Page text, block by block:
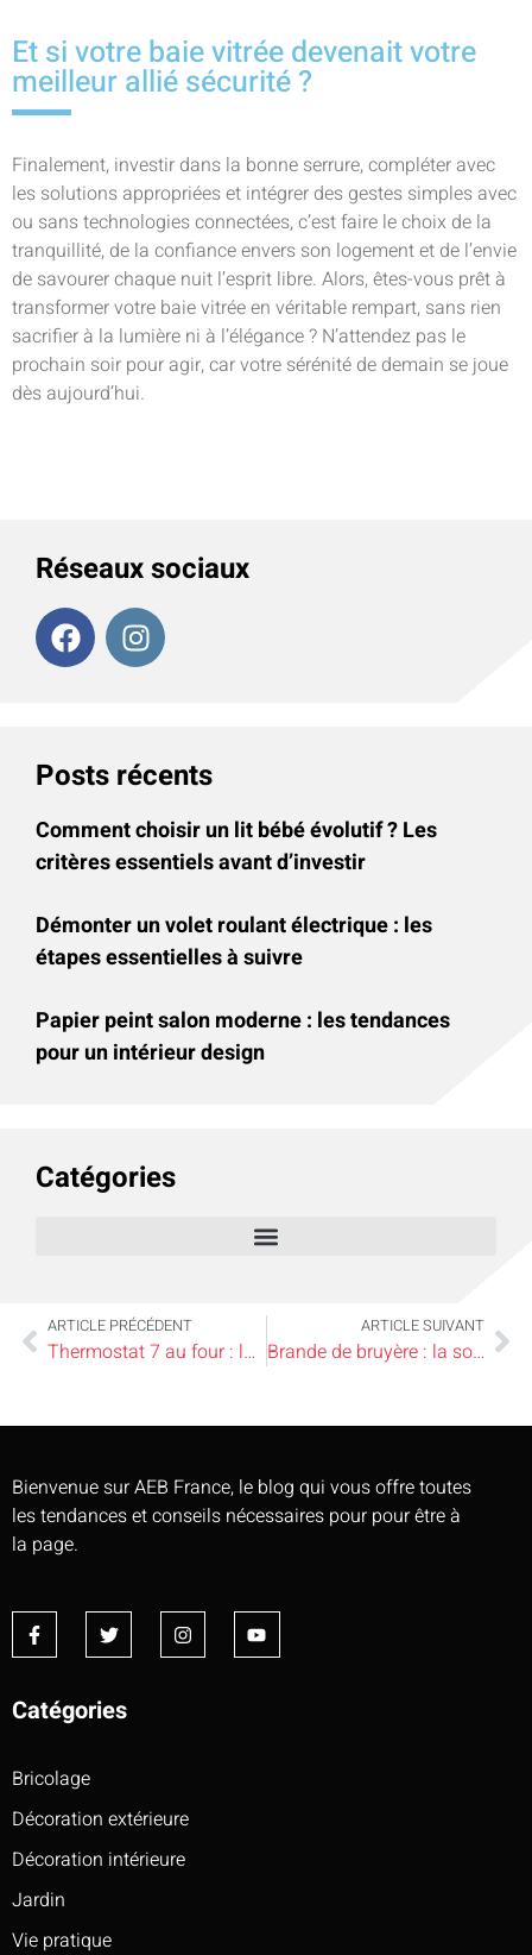
Et si votre baie vitrée devenait votre
meilleur allié sécurité ?
Finalement, investir dans la bonne serrure, compléter avec
les solutions appropriées et intégrer des gestes simples avec
ou sans technologies connectées, c’est faire le choix de la
tranquillité, de la confiance envers son logement et de l’envie
de savourer chaque nuit l’esprit libre. Alors, êtes-vous prêt à
transformer votre baie vitrée en véritable rempart, sans rien
sacrifier à la lumière ni à l’élégance ? N’attendez pas le
prochain soir pour agir, car votre sérénité de demain se joue
dès aujourd’hui.
Réseaux sociaux
Posts récents
Comment choisir un lit bébé évolutif ? Les
critères essentiels avant d’investir
Démonter un volet roulant électrique : les
étapes essentielles à suivre
Papier peint salon moderne : les tendances
pour un intérieur design
Catégories
ARTICLE PRÉCÉDENT
Thermostat 7 au four : la clé pour réussir vos pains dorés et gâteaux moelleux
ARTICLE SUIVANT
Brande de bruyère : la solution naturelle pour préserver son intimité
Bienvenue sur AEB France, le blog qui vous offre toutes
les tendances et conseils nécessaires pour pour être à
la page.
Catégories
Bricolage
Décoration extérieure
Décoration intérieure
Jardin
Vie pratique